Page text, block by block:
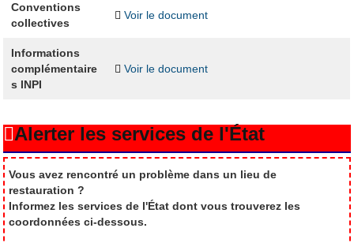
Conventions
collectives
Voir le document
Informations
complémentaire
s INPI
Voir le document
Alerter les services de l'État
Vous avez rencontré un problème dans un lieu de
restauration ?
Informez les services de l'État dont vous trouverez les
coordonnées ci-dessous.